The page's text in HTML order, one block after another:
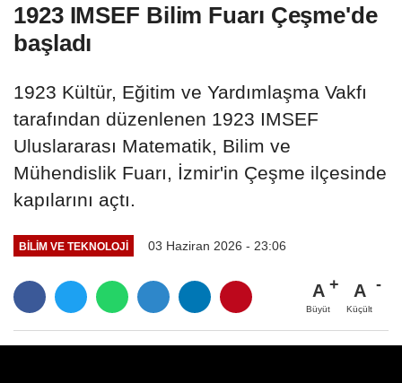
1923 IMSEF Bilim Fuarı Çeşme'de
başladı
1923 Kültür, Eğitim ve Yardımlaşma Vakfı
tarafından düzenlenen 1923 IMSEF
Uluslararası Matematik, Bilim ve
Mühendislik Fuarı, İzmir'in Çeşme ilçesinde
kapılarını açtı.
BILIM VE TEKNOLOJI 03 Haziran 2026 - 23:06
A
Büyüt
A
Küçült